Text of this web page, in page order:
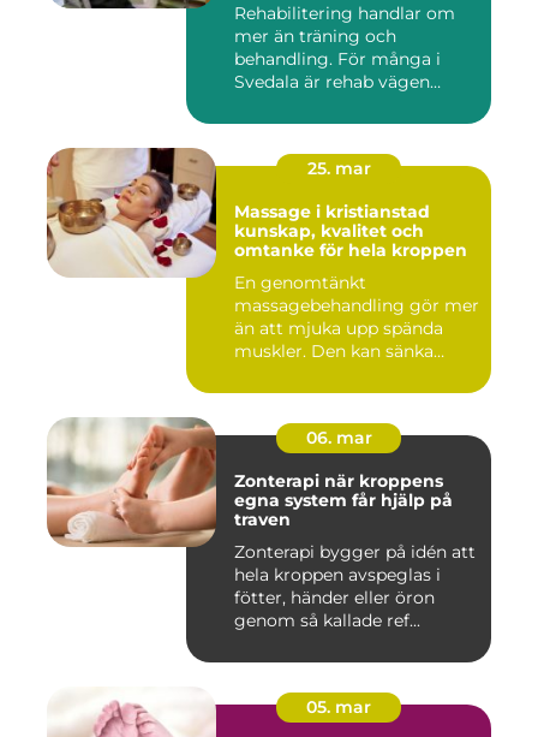
Rehabilitering handlar om
mer än träning och
behandling. För många i
Svedala är rehab vägen
25. mar
Massage i kristianstad
kunskap, kvalitet och
omtanke för hela kroppen
En genomtänkt
massagebehandling gör mer
än att mjuka upp spända
muskler. Den kan sänka
06. mar
Zonterapi när kroppens
egna system får hjälp på
traven
Zonterapi bygger på idén att
hela kroppen avspeglas i
fötter, händer eller öron
genom så kallade ref...
05. mar